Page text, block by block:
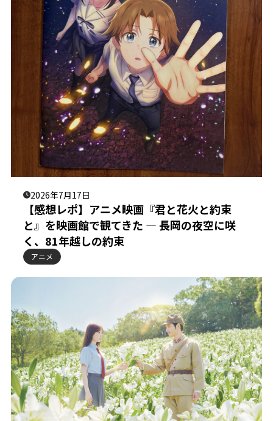
2026年7月17日
【感想レポ】アニメ映画『君と花火と約束
と』を映画館で観てきた ― 長岡の夜空に咲
く、81年越しの約束
アニメ